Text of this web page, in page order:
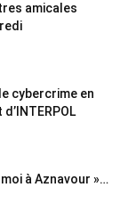
amicales
cybercrime en
moi à Aznavour »…